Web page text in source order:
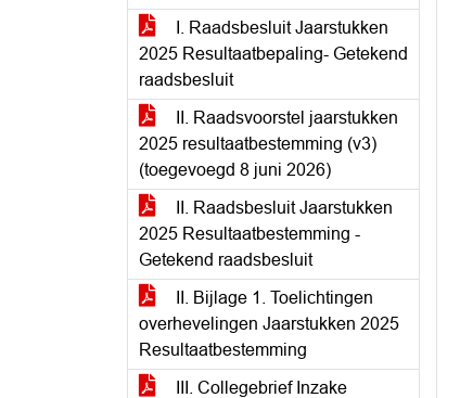
I. Raadsbesluit Jaarstukken
2025 Resultaatbepaling- Getekend
raadsbesluit
II. Raadsvoorstel jaarstukken
2025 resultaatbestemming (v3)
(toegevoegd 8 juni 2026)
II. Raadsbesluit Jaarstukken
2025 Resultaatbestemming -
Getekend raadsbesluit
II. Bijlage 1. Toelichtingen
overhevelingen Jaarstukken 2025
Resultaatbestemming
III. Collegebrief Inzake